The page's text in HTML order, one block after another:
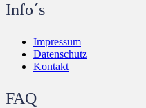
Info´s
Impressum
Datenschutz
Kontakt
FAQ